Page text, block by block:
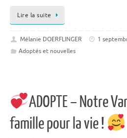
Lire la suite
Mélanie DOERFLINGER
1
Adoptés et nouvelles
ADOPTE – Notre
famille pour la vie !